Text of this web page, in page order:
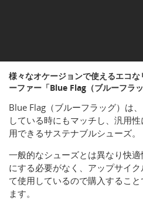
様々なオケージョンで使えるエコ
ーファー「Blue Flag（ブルーフラ
Blue Flag（ブルーフラッグ）は
している時にもマッチし、汎用
用できるサステナブルシューズ。
一般的なシューズとは異なり快
にする必要がなく、アップサイ
て使用しているので購入するこ
ます。